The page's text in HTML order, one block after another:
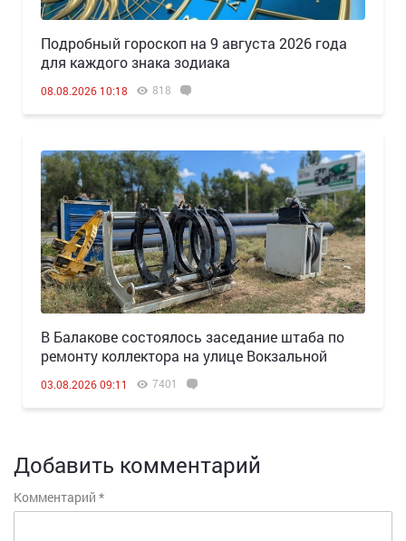
Подробный гороскоп на 9 августа 2026 года
для каждого знака зодиака
08.08.2026 10:18 818
В Балакове состоялось заседание штаба по
ремонту коллектора на улице Вокзальной
03.08.2026 09:11 7401
Добавить комментарий
Комментарий *